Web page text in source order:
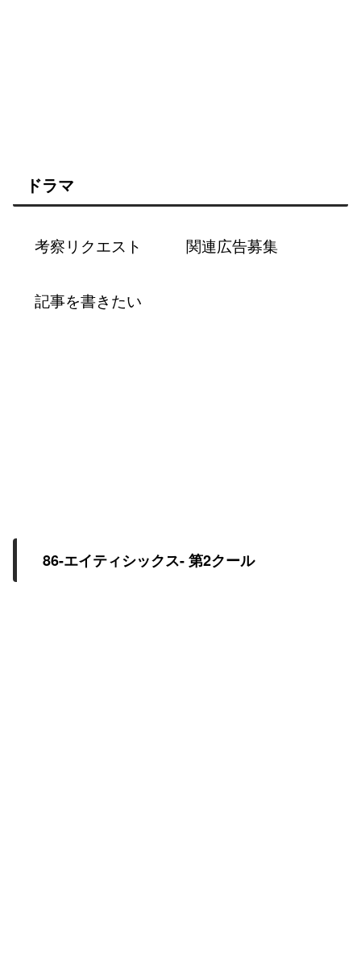
ドラマ
考察リクエスト 関連広告募集
記事を書きたい
86-エイティシックス- 第2クール